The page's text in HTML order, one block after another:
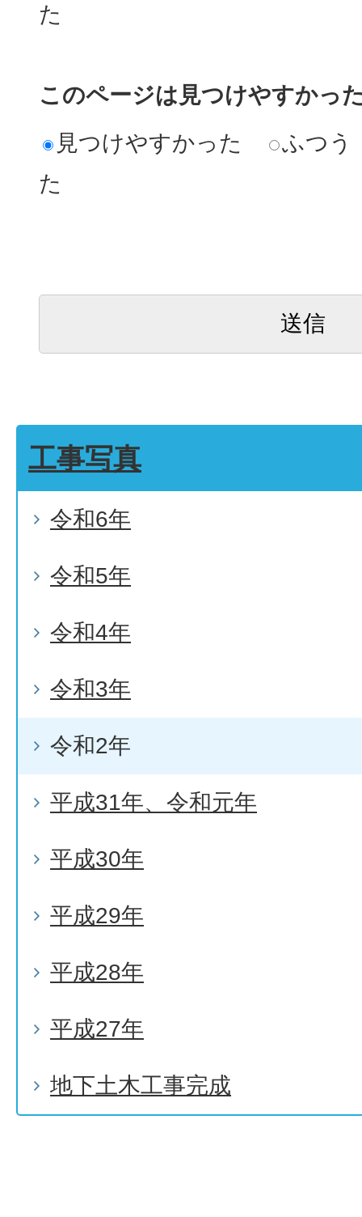
た
このページは見つけやすかっ
見つけやすかった
ふつう
た
工事写真
令和6年
令和5年
令和4年
令和3年
令和2年
平成31年、令和元年
平成30年
平成29年
平成28年
平成27年
地下土木工事完成